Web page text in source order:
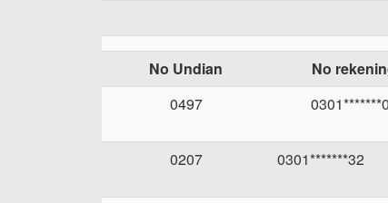
No Undian No
0497
0207
0301*******32